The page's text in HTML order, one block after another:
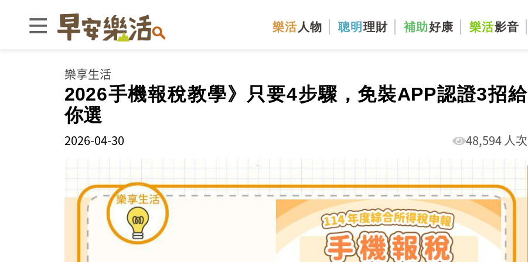
樂活 人物 聰明 理財 補助好康 樂活影音
樂享生活
2026手機報稅教學》只要4步驟，免裝APP認證3招給
你選
2026-04-30 48,594 人次